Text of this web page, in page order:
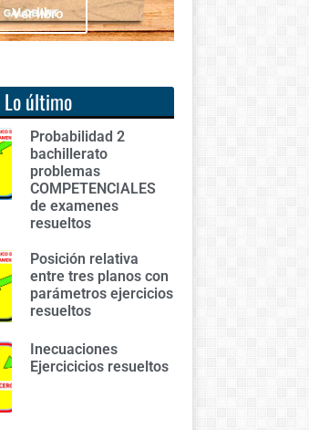
Lo último
Probabilidad 2
bachillerato
problemas
COMPETENCIALES
de examenes
resueltos
Posición relativa
entre tres planos con
parámetros ejercicios
resueltos
Inecuaciones
Ejercicicios resueltos